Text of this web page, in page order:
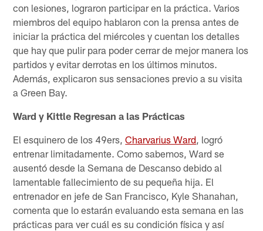
con lesiones, lograron participar en la práctica. Varios
miembros del equipo hablaron con la prensa antes de
iniciar la práctica del miércoles y cuentan los detalles
que hay que pulir para poder cerrar de mejor manera los
partidos y evitar derrotas en los últimos minutos.
Además, explicaron sus sensaciones previo a su visita
a Green Bay.
Ward y Kittle Regresan a las Prácticas
El esquinero de los 49ers,Charvarius Ward , logró
entrenar limitadamente. Como sabemos, Ward se
ausentó desde la Semana de Descanso debido al
lamentable fallecimiento de su pequeña hija. El
entrenador en jefe de San Francisco, Kyle Shanahan,
comenta que lo estarán evaluando esta semana en las
prácticas para ver cuál es su condición física y así